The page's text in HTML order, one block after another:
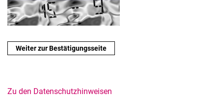
Zu den Datenschutzhinweisen